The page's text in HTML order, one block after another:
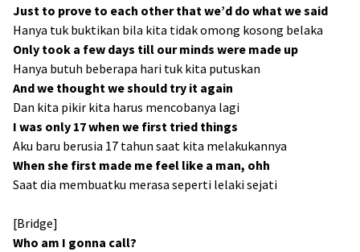
Just to prove to each other that we’d do what we said
Hanya tuk buktikan bila kita tidak omong kosong belaka
Only took a few days till our minds were made up
Hanya butuh beberapa hari tuk kita putuskan
And we thought we should try it again
Dan kita pikir kita harus mencobanya lagi
I was only 17 when we first tried things
Aku baru berusia 17 tahun saat kita melakukannya
When she first made me feel like a man, ohh
Saat dia membuatku merasa seperti lelaki sejati
[Bridge]
Who am I gonna call?